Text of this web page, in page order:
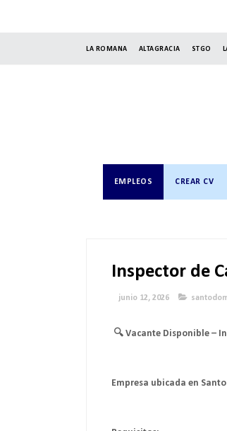
LA ROMANA ALTAGRACIA STGO
EMPLEOS CREAR CV
Inspector de
junio 12, 2026
🔍 Vacante Disponible –
Empresa ubicada en